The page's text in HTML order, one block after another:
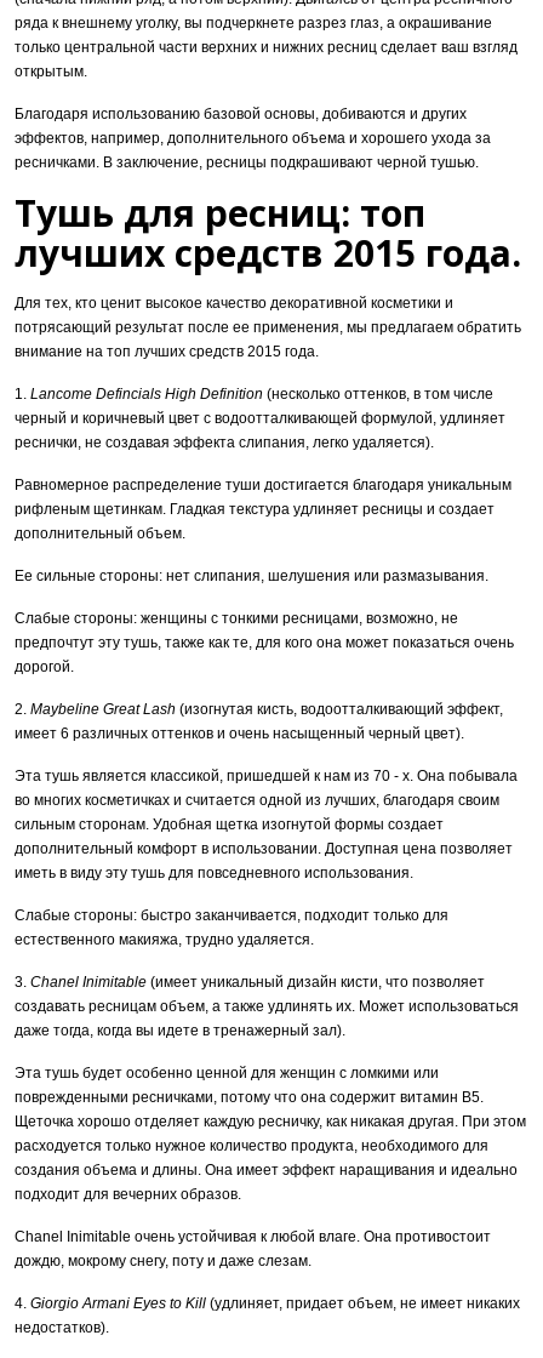
ряда к внешнему уголку, вы подчеркнете разрез глаз, а окрашивание
только центральной части верхних и нижних ресниц сделает ваш взгляд
открытым.
Благодаря использованию базовой основы, добиваются и других
эффектов, например, дополнительного объема и хорошего ухода за
ресничками. В заключение, ресницы подкрашивают черной тушью.
Тушь для ресниц: топ
лучших средств 2015 года.
Для тех, кто ценит высокое качество декоративной косметики и
потрясающий результат после ее применения, мы предлагаем обратить
внимание на топ лучших средств 2015 года.
1.Lancome Defincials High Definition (несколько оттенков, в том числе
черный и коричневый цвет с водоотталкивающей формулой, удлиняет
реснички, не создавая эффекта слипания, легко удаляется).
Равномерное распределение туши достигается благодаря уникальным
рифленым щетинкам. Гладкая текстура удлиняет ресницы и создает
дополнительный объем.
Ее сильные стороны: нет слипания, шелушения или размазывания.
Слабые стороны: женщины с тонкими ресницами, возможно, не
предпочтут эту тушь, также как те, для кого она может показаться очень
дорогой.
2.Maybeline Great Lash (изогнутая кисть, водоотталкивающий эффект,
имеет 6 различных оттенков и очень насыщенный черный цвет).
Эта тушь является классикой, пришедшей к нам из 70 - х. Она побывала
во многих косметичках и считается одной из лучших, благодаря своим
сильным сторонам. Удобная щетка изогнутой формы создает
дополнительный комфорт в использовании. Доступная цена позволяет
иметь в виду эту тушь для повседневного использования.
Слабые стороны: быстро заканчивается, подходит только для
естественного макияжа, трудно удаляется.
3.Chanel Inimitable (имеет уникальный дизайн кисти, что позволяет
создавать ресницам объем, а также удлинять их. Может использоваться
даже тогда, когда вы идете в тренажерный зал).
Эта тушь будет особенно ценной для женщин с ломкими или
поврежденными ресничками, потому что она содержит витамин В5.
Щеточка хорошо отделяет каждую ресничку, как никакая другая. При этом
расходуется только нужное количество продукта, необходимого для
создания объема и длины. Она имеет эффект наращивания и идеально
подходит для вечерних образов.
Chanel Inimitable очень устойчивая к любой влаге. Она противостоит
дождю, мокрому снегу, поту и даже слезам.
4.Giorgio Armani Eyes to Kill (удлиняет, придает объем, не имеет никаких
недостатков).